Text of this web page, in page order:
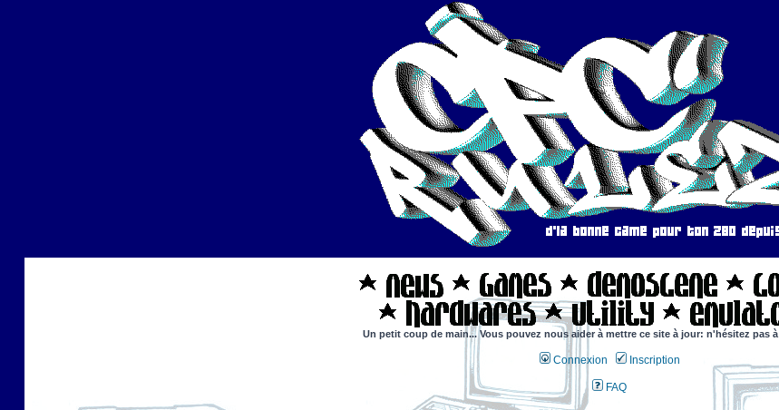
Un petit coup de main... Vous pouvez nous aider à mettre ce site à jour: n'hésitez pas à
Connexion Inscription
FAQ